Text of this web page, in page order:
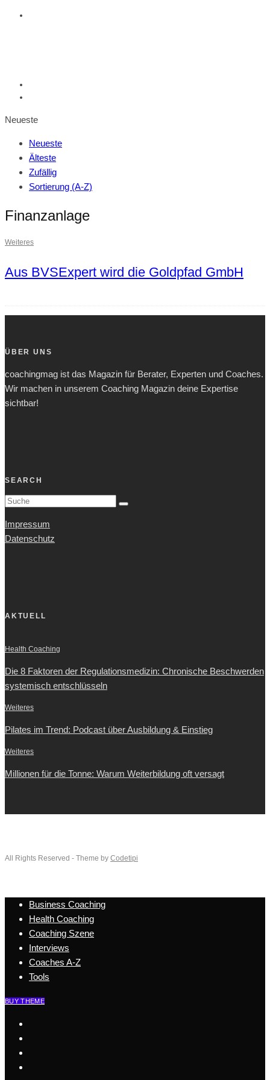
Neueste
Neueste
Älteste
Zufällig
Sortierung (A-Z)
Finanzanlage
Weiteres
Aus BVSExpert wird die Goldpfad GmbH
ÜBER UNS
coachingmag ist das Magazin für Berater, Experten und Coaches.
Wir machen in unserem Coaching Magazin deine Expertise
sichtbar!
SEARCH
Impressum
Datenschutz
AKTUELL
Health Coaching
Die 8 Faktoren der Regulationsmedizin: Chronische Beschwerden
systemisch entschlüsseln
Weiteres
Pilates im Trend: Podcast über Ausbildung & Einstieg
Weiteres
Millionen für die Tonne: Warum Weiterbildung oft versagt
All Rights Reserved - Theme by Codetipi
Business Coaching
Health Coaching
Coaching Szene
Interviews
Coaches A-Z
Tools
BUY THEME